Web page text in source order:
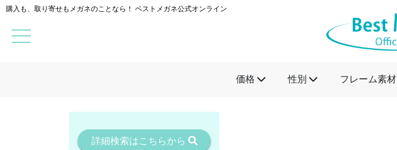
購入も、取り寄せもメガネのことなら！ ベストメガネ公式オンライン
価格 性別 フレーム素材
詳細検索はこちらから